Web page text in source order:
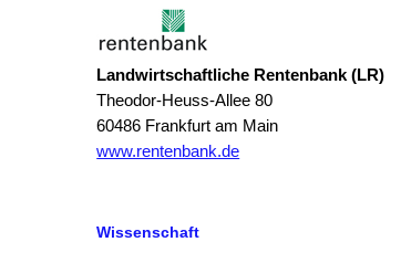
Landwirtschaftliche Rentenbank (LR)
Theodor-Heuss-Allee 80
60486 Frankfurt am Main
www.rentenbank.de
Wissenschaft